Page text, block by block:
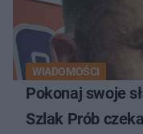
WIADOMOŚCI
Pokonaj swoje
Szlak Prób